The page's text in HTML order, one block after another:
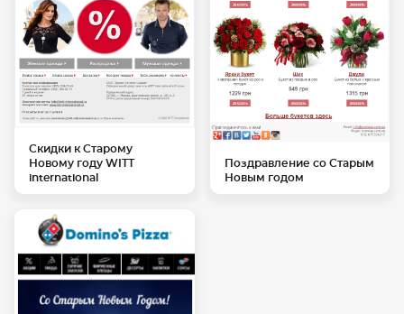
Скидки к Старому
Новому году WITT
international
Поздравление со Старым
Новым годом